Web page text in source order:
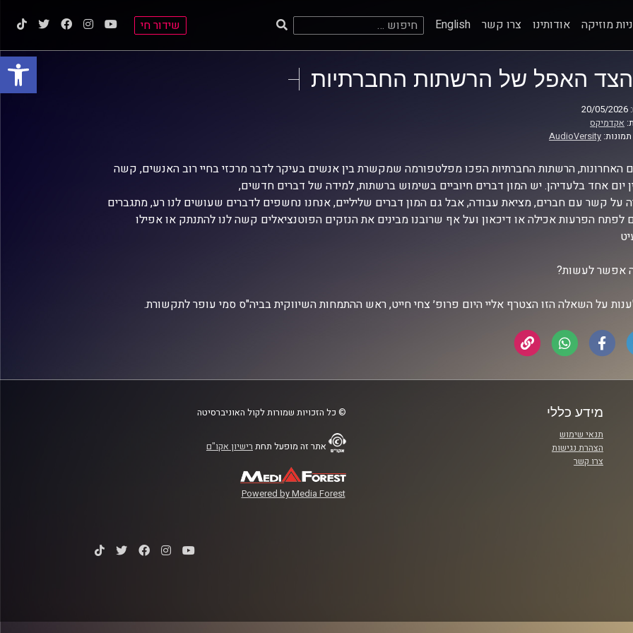
פתח
מוזיקה אודותינו צרו קשר English חיפוש: שידור חי
הצד האפל של הרשתות החברתיות
אקדמיקס
AudioVersity
האחרונות, הרשתות החברתיות הפכו מפלטפורמה שמקשרת בין אנשים בעיקר לדבר מרכזי בחיי רוב האנשים, קשה
יום אחד בלעדיהן. יש המון דברים חיוביים בשימוש ברשתות, למידה של דברים חדשים,
על קשר עם חברים, מציאת עבודה, אבל גם המון דברים שליליים, אנחנו נחשפים לדברים שעושים לנו רע, מתגברים
לפתח הפרעות אכילה או דיכאון ועל אף שרובנו מבינים את הנזקים הפוטנציאלים קשה לנו להתנתק או אפילו
אפשר לעשות?
על השאלה הזו הצטרף אליי היום פרופ׳ צחי חייט, ראש ההתמחות השיווקית בביה"ס סמי עופר לתקשורת.
מידע כללי
תנאי שימוש
הצהרת נגישות
צרו קשר
© כל הזכויות שמורות לקול האוניברסיטה
אתר זה מופעל תחת רישיון אקו"ם
Powered by Media Forest